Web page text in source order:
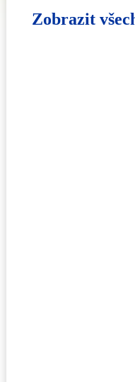
Zobrazit